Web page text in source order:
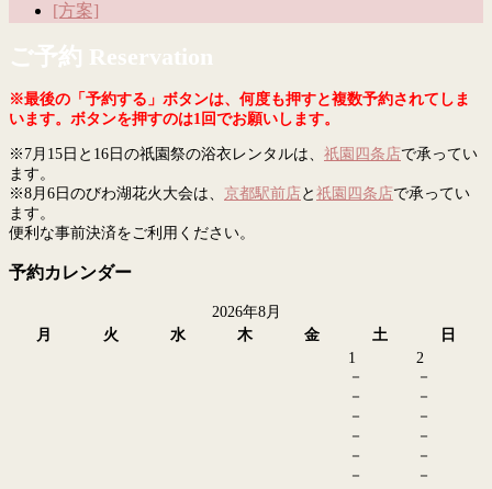
[方案]
ご予約 Reservation
※最後の「予約する」ボタンは、何度も押すと複数予約されてしま
います。ボタンを押すのは1回でお願いします。
※7月15日と16日の祇園祭の浴衣レンタルは、 祇園四条店で承ってい
ます。
※8月6日のびわ湖花火大会は、 京都駅前店 と 祇園四条店で承ってい
ます。
便利な事前決済をご利用ください。
予約カレンダー
2026年8月
月
火 水 木 金 土
日
1
－
－
－
－
－
－
2
－
－
－
－
－
－